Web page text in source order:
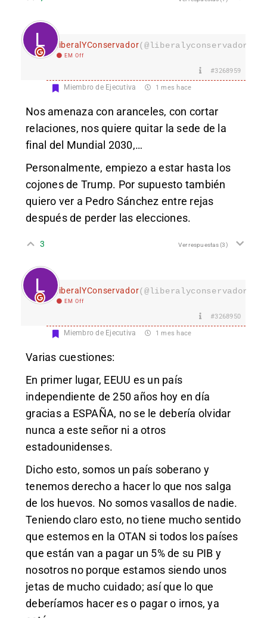
LiberalYConservador
EM Off
#3268959
Miembro de Ejecutiva 1 mes hace
Nos amenaza con aranceles, con cortar
relaciones, nos quiere quitar la sede de la
final del Mundial 2030,…
Personalmente, empiezo a estar hasta los
cojones de Trump. Por supuesto también
quiero ver a Pedro Sánchez entre rejas
después de perder las elecciones.
3 Ver respuestas(3)
LiberalYConservador
EM Off
#3268950
Miembro de Ejecutiva 1 mes hace
Varias cuestiones:
En primer lugar, EEUU es un país
independiente de 250 años hoy en día
gracias a ESPAÑA, no se le debería olvidar
nunca a este señor ni a otros
estadounidenses.
Dicho esto, somos un país soberano y
tenemos derecho a hacer lo que nos salga
de los huevos. No somos vasallos de nadie.
Teniendo claro esto, no tiene mucho sentido
que estemos en la OTAN si todos los países
que están van a pagar un 5% de su PIB y
nosotros no porque estamos siendo unos
jetas de mucho cuidado; así que lo que
deberíamos hacer es o pagar o irnos, ya